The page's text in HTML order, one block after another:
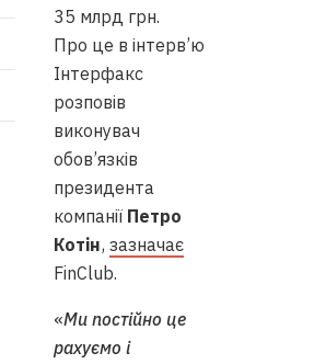
35 млрд грн.
Про це в інтерв’ю
Інтерфакс
розповів
виконувач
обов’язків
президента
компанії Петро
Котін, зазначає
FinClub.
«‎Ми постійно це
рахуємо і